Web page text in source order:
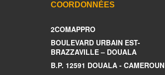
COORDONNÉES
2COMAPPRO
BOULEVARD URBAIN EST-
BRAZZAVILLE – DOUALA
B.P. 12591 DOUALA - CAMEROUN